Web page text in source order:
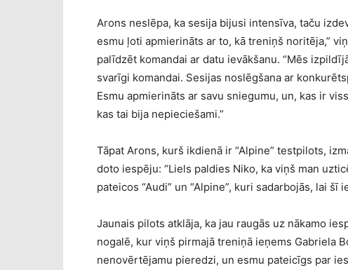
Arons neslēpa, ka sesija bijusi intensīva, taču
esmu ļoti apmierināts ar to, kā treniņš noritēja,”
palīdzēt komandai ar datu ievākšanu. “Mēs
svarīgi komandai. Sesijas noslēgšana ar
Esmu apmierināts ar savu sniegumu, un, kas ir
kas tai bija nepieciešami.”
Tāpat Arons, kurš ikdienā ir “Alpine” testpilots,
doto iespēju: “Liels paldies Niko, ka viņš man
pateicos “Audi” un “Alpine”, kuri sadarbojās, lai šī
Jaunais pilots atklāja, ka jau raugās uz nākamo
nogalē, kur viņš pirmajā treniņā ieņems Gabriela
nenovērtējamu pieredzi, un esmu pateicīgs par